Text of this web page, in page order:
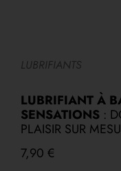
LUBRIFIANTS
LUBRIFIANT À
SENSATIONS :
PLAISIR SUR
7,90 €